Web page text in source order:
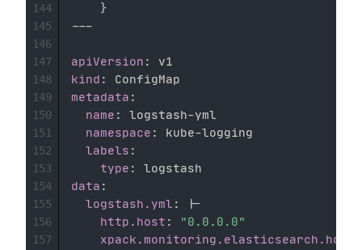
}
---
apiVersion :
kind :
metadata :
name : logstash-yml
namespace : kube-logging
labels :
type :
data :
logstash.yml : |-
http.host :
"0.0.0.0"
xpack.monitoring.elasticsearch.hosts
144
145
146
147
148
149
150
151
152
153
154
155
156
157